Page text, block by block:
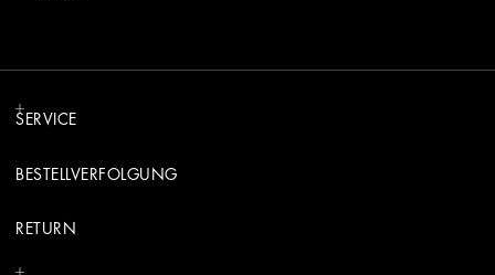
SERVICE
BESTELLVERFOLGUNG
RETURN